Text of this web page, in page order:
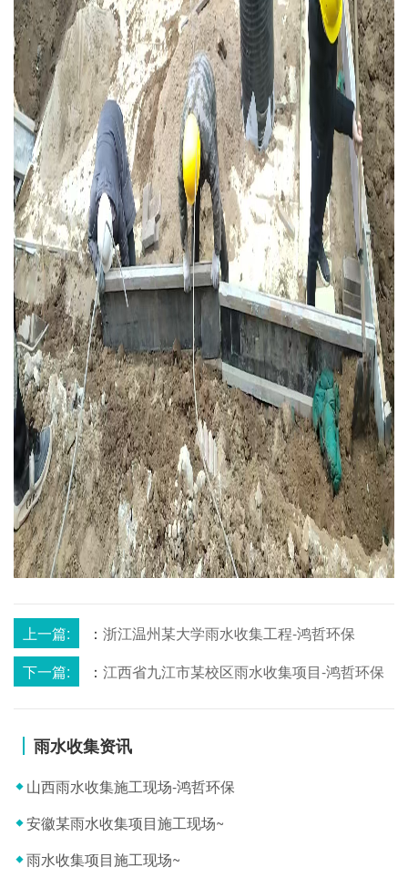
上一篇: ： 浙江温州某大学雨水收集工程-鸿哲环保
下一篇:
： 江西省九江市某校区雨水收集项目-鸿哲环保
雨水收集资讯
山西雨水收集施工现场-鸿哲环保
安徽某雨水收集项目施工现场~
雨水收集项目施工现场~